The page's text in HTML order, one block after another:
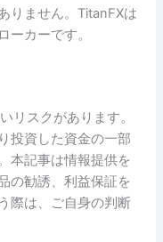
りません。TitanFXは
ーカーです。
リスクがあります。
投資した資金の一部
本記事は情報提供を
の勧誘、利益保証を
際は、ご自身の判断